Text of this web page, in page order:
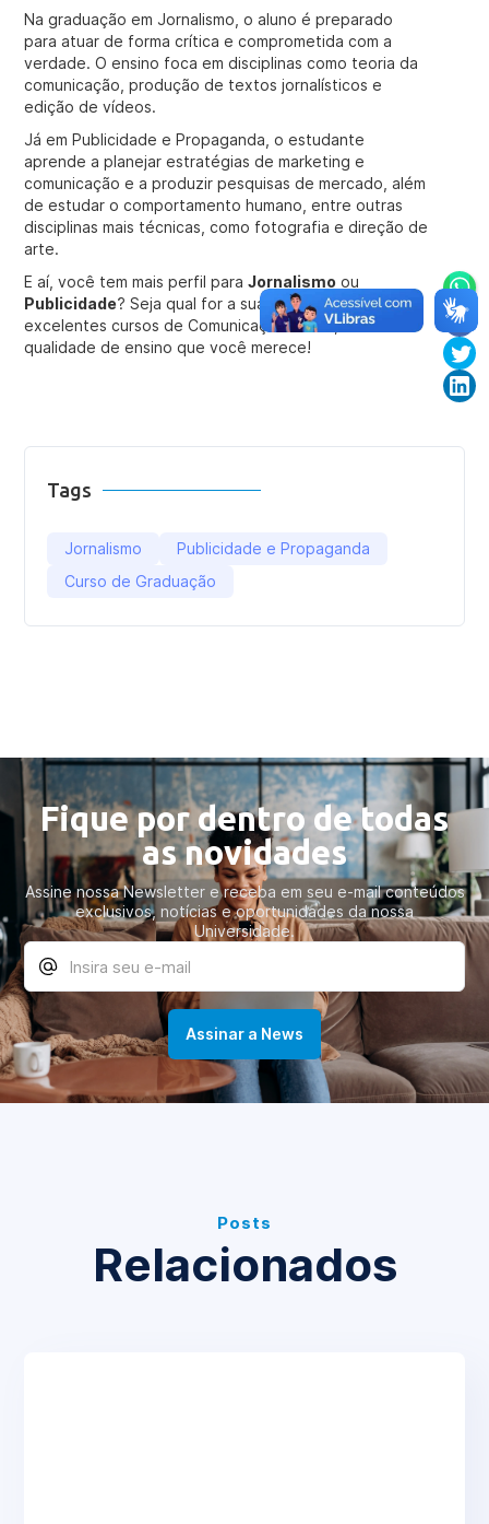
Na graduação em Jornalismo, o aluno é preparado
para atuar de forma crítica e comprometida com a
verdade. O ensino foca em disciplinas como teoria da
comunicação, produção de textos jornalísticos e
edição de vídeos.
Já em Publicidade e Propaganda, o estudante
aprende a planejar estratégias de marketing e
comunicação e a produzir pesquisas de mercado, além
de estudar o comportamento humano, entre outras
disciplinas mais técnicas, como fotografia e direção de
arte.
E aí, você tem mais perfil paraJornalismo ou
Publicidade? Seja qual for a sua escolha, oferecemos
excelentes cursos de Comunicação Social, com a
qualidade de ensino que você merece!
Tags
Jornalismo
Publicidade e Propaganda
Curso de Graduação
Fique por dentro de todas
as novidades
Assine nossa Newsletter e receba em seu e-mail conteúdos
exclusivos, notícias e oportunidades da nossa
Universidade.
Posts
Relacionados